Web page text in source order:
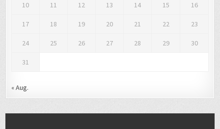
10 11 12 13 14 15 16
17 18 19 20 21 22 23
24 25 26 27 28 29 30
31
« Aug.